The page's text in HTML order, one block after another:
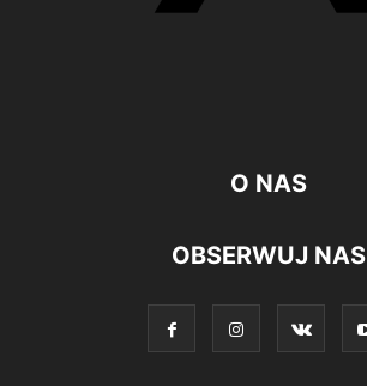
O NAS
OBSERWUJ NAS